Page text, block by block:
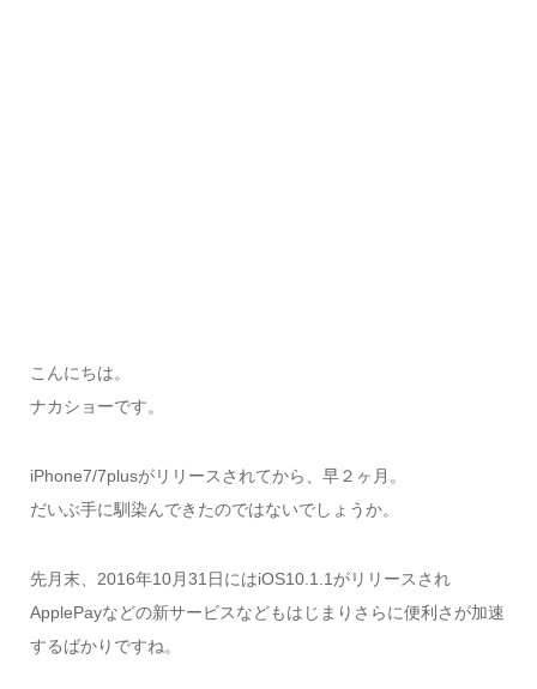
こんにちは。
ナカショーです。
iPhone7/7plusがリリースされてから、早２ヶ月。
だいぶ手に馴染んできたのではないでしょうか。
先月末、2016年10月31日にはiOS10.1.1がリリースされ
ApplePayなどの新サービスなどもはじまりさらに便利さが加速
するばかりですね。